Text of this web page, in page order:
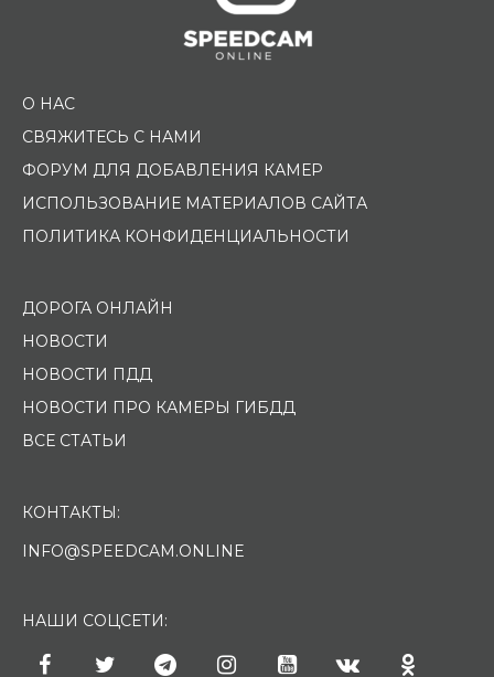
О НАС
СВЯЖИТЕСЬ С НАМИ
ФОРУМ ДЛЯ ДОБАВЛЕНИЯ КАМЕР
ИСПОЛЬЗОВАНИЕ МАТЕРИАЛОВ САЙТА
ПОЛИТИКА КОНФИДЕНЦИАЛЬНОСТИ
ДОРОГА ОНЛАЙН
НОВОСТИ
НОВОСТИ ПДД
НОВОСТИ ПРО КАМЕРЫ ГИБДД
ВСЕ СТАТЬИ
КОНТАКТЫ:
INFO@SPEEDCAM.ONLINE
НАШИ СОЦСЕТИ: